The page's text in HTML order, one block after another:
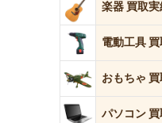
楽器 買取実
電動工具
おもちゃ
パソコン